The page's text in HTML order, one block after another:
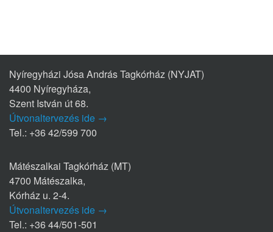
Nyíregyházi Jósa András Tagkórház (NYJAT)
4400 Nyíregyháza,
Szent István út 68.
Útvonaltervezés ide →
Tel.: +36 42/599 700
Mátészalkai Tagkórház (MT)
4700 Mátészalka,
Kórház u. 2-4.
Útvonaltervezés ide →
Tel.: +36 44/501-501